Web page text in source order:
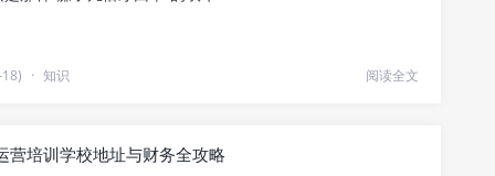
· 知识 阅读全文
营培训学校地址与财务全攻略